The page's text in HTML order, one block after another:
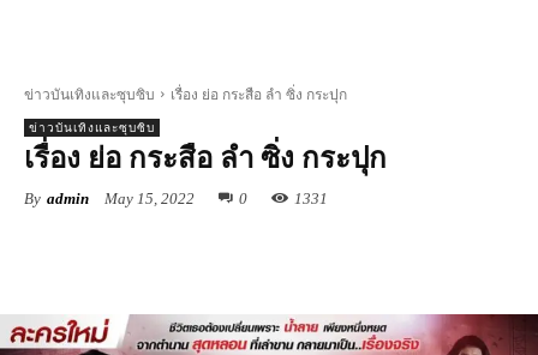
ข่าวบันเทิงและซุบซิบ เรื่อง ย่อ กระสือ ลํา ซิ่ง กระปุก
ข่าวบันเทิงและซุบซิบ
เรื่อง ย่อ กระสือ ลํา ซิ่ง กระปุก
By admin May 15, 2022 0 1331